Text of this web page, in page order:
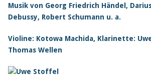
Musik von Georg Friedrich Händel,
Debussy, Robert Schumann u. a.
Violine: Kotowa Machida, Klarinette:
Thomas Wellen